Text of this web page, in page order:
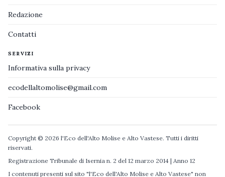
Redazione
Contatti
SERVIZI
Informativa sulla privacy
ecodellaltomolise@gmail.com
Facebook
Copyright © 2026 l'Eco dell'Alto Molise e Alto Vastese. Tutti i diritti
riservati.
Registrazione Tribunale di Isernia n. 2 del 12 marzo 2014 | Anno 12
I contenuti presenti sul sito "l'Eco dell'Alto Molise e Alto Vastese" non